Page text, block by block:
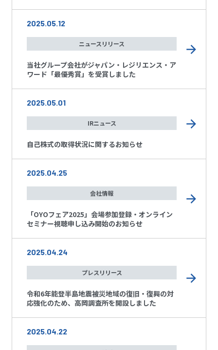
2025.05.12
ニュースリリース
当社グループ会社がジャパン・レジリエンス・ア
ワード「最優秀賞」を受賞しました
2025.05.01
IRニュース
自己株式の取得状況に関するお知らせ
2025.04.25
会社情報
「OYOフェア2025」会場参加登録・オンライン
セミナー視聴申し込み開始のお知らせ
2025.04.24
プレスリリース
令和6年能登半島地震被災地域の復旧・復興の対
応強化のため、高岡調査所を開設しました
2025.04.22